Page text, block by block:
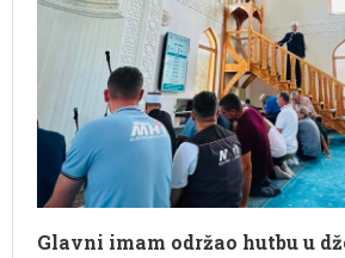
Glavni imam održao hutbu u